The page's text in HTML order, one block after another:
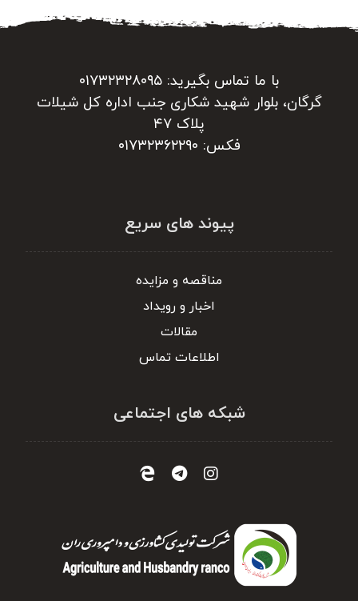
با ما تماس بگیرید: ۰۱۷۳۲۳۲۸۰۹۵
گرگان، بلوار شهید شکاری جنب اداره کل شیلات
پلاک ۴۷
فکس: ۰۱۷۳۲۳۶۲۲۹۰
پیوند های سریع
مناقصه و مزایده
اخبار و رویداد
مقالات
اطلاعات تماس
شبکه های اجتماعی